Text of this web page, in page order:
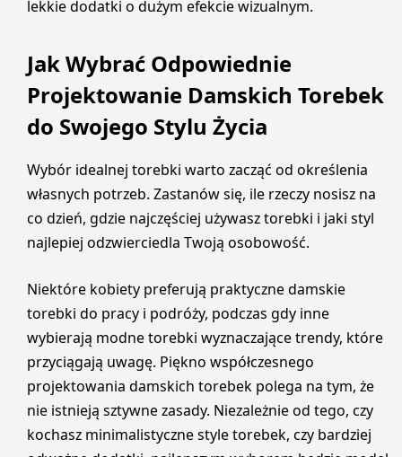
lekkie dodatki o dużym efekcie wizualnym.
Jak Wybrać Odpowiednie
Projektowanie Damskich Torebek
do Swojego Stylu Życia
Wybór idealnej torebki warto zacząć od określenia
własnych potrzeb. Zastanów się, ile rzeczy nosisz na
co dzień, gdzie najczęściej używasz torebki i jaki styl
najlepiej odzwierciedla Twoją osobowość.
Niektóre kobiety preferują praktyczne damskie
torebki do pracy i podróży, podczas gdy inne
wybierają modne torebki wyznaczające trendy, które
przyciągają uwagę. Piękno współczesnego
projektowania damskich torebek polega na tym, że
nie istnieją sztywne zasady. Niezależnie od tego, czy
kochasz minimalistyczne style torebek, czy bardziej